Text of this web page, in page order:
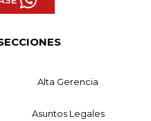
Alta Gerencia
Asuntos Legales